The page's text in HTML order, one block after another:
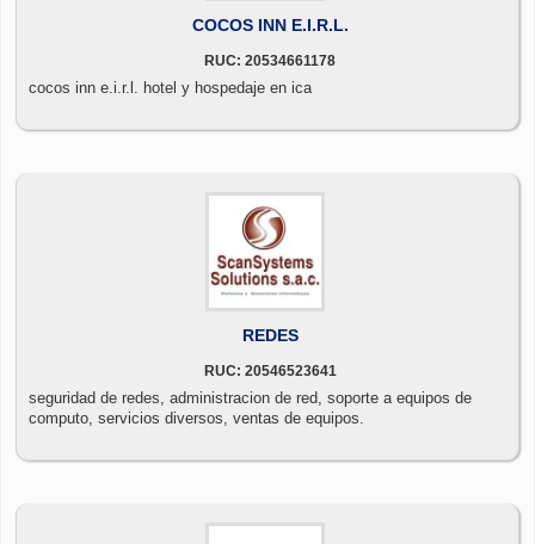
COCOS INN E.I.R.L.
RUC: 20534661178
cocos inn e.i.r.l. hotel y hospedaje en ica
REDES
RUC: 20546523641
seguridad de redes, administracion de red, soporte a equipos de
computo, servicios diversos, ventas de equipos.